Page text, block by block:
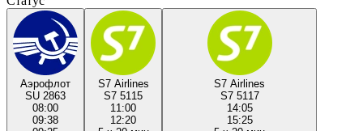
Аэрофлот
SU 2863
08:00
09:38
S7 Airlines
S7 5115
11:00
12:20
S7 Airlines
S7 5117
14:05
15:25